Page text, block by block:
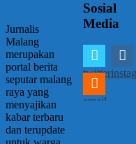
Jurnalis
Malang
merupakan
portal berita
seputar malang
raya yang
menyajikan
kabar terbaru
dan terupdate
Sosial
Media
twitter
email